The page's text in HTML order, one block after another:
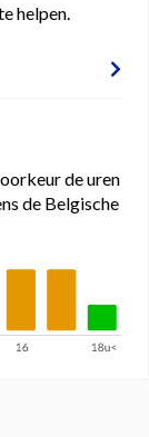
helpen.
de uren
de Belgische